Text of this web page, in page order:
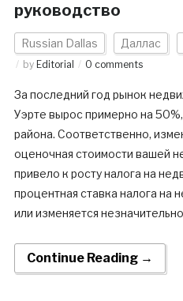
руководство
Russian Dallas Даллас
by Editorial 0 comments
За последний год рынок
Уэрте вырос примерно на
района. Соответственно,
оценочная стоимости вашей
привело к росту налога на
процентная ставка налога на
или изменяется
Continue Reading →